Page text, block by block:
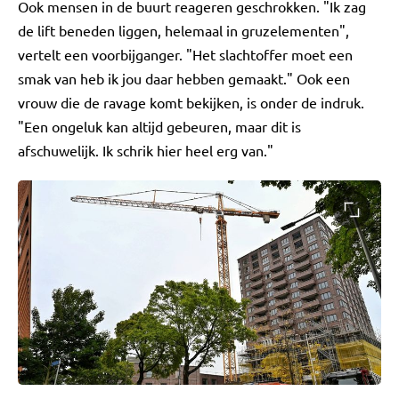
Ook mensen in de buurt reageren geschrokken. "Ik zag
de lift beneden liggen, helemaal in gruzelementen",
vertelt een voorbijganger. "Het slachtoffer moet een
smak van heb ik jou daar hebben gemaakt." Ook een
vrouw die de ravage komt bekijken, is onder de indruk.
"Een ongeluk kan altijd gebeuren, maar dit is
afschuwelijk. Ik schrik hier heel erg van."